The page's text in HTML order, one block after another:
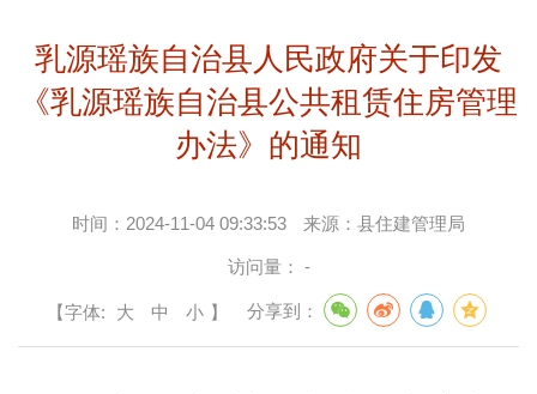
乳源瑶族自治县人民政府关于印发
《乳源瑶族自治县公共租赁住房管理
办法》的通知
时间： 2024-11-04 09:33:53 来源： 县住建管理局
访问量： -
【字体: 大 中 小 】 分享到：